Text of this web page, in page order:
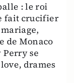
: le roi
fait crucifier
de Monaco
Perry se
drames